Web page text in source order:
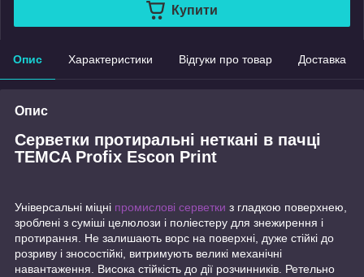
Купити
Опис Характеристики Відгуки про товар Доставка
Опис
Серветки протиральні неткані в пачці
TEMCA Profix Escon Print
Універсальні міцні промислові серветки з гладкою поверхнею,
зроблені з суміші целюлози і поліестеру для знежирення і
протирання. Не залишають ворс на поверхні, дуже стійкі до
розриву і зносостійкі, витримують великі механічні
навантаження. Висока стійкість до дії розчинників. Ретельно